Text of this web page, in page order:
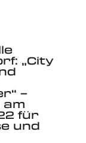
„City
–
für
und